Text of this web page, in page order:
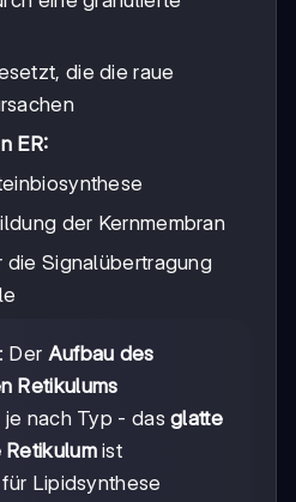
die die raue
ER:
der Kernmembran
die Signalübertragung
Der Aufbau des
Retikulums
je nach Typ - dasglatte
Retikulumist
Lipidsynthese